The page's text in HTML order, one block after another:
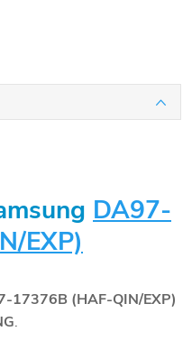
DA97-
EXP)
17376B (HAF-QIN/EXP)
.